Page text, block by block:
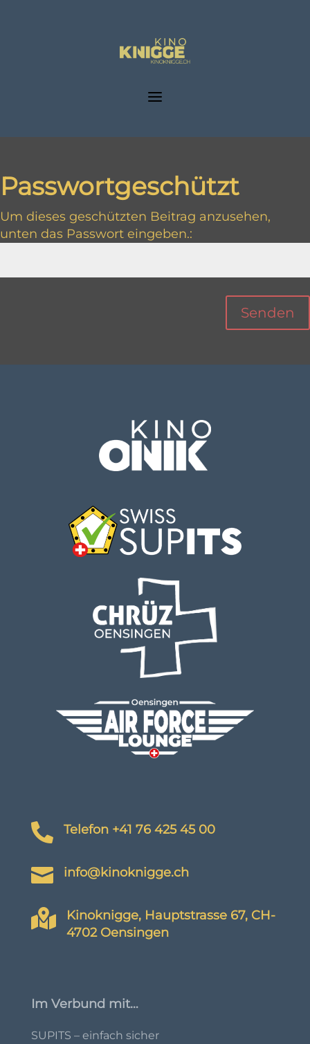
a
Passwortgeschützt
Um dieses geschützten Beitrag anzusehen,
unten das Passwort eingeben.:
Senden
 Telefon +41 76 425 45 00
 info@kinoknigge.ch

Kinoknigge, Hauptstrasse 67, CH-
4702 Oensingen
Im Verbund mit…
SUPITS – einfach sicher